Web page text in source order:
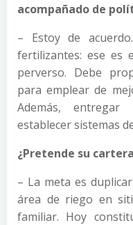
acompañado de
– Estoy de
fertilizantes: ese es
perverso. Debe
para emplear de
Además,
establecer sistemas
¿Pretende su
– La meta es
área de riego en
familiar. Hoy